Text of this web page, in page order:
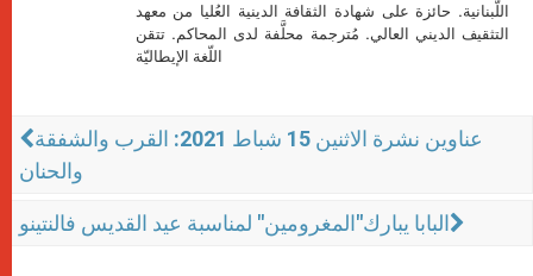
اللّبنانية. حائزة على شهادة الثقافة الدينية العُليا من معهد
التثقيف الديني العالي. مُترجمة محلَّفة لدى المحاكم. تتقن
اللّغة الإيطاليّة
عناوين نشرة الاثنين 15 شباط 2021: القرب والشفقة
والحنان
البابا يبارك"المغرومين" لمناسبة عيد القديس فالنتينو